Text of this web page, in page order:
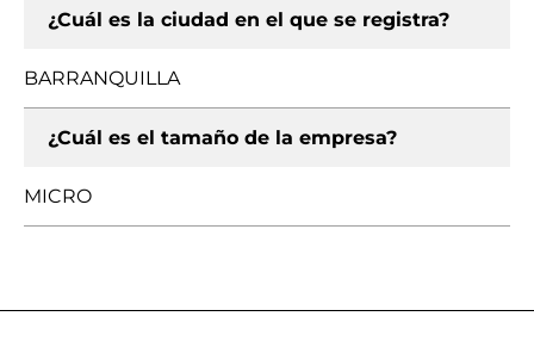
¿Cuál es la ciudad en el que se registra?
BARRANQUILLA
¿Cuál es el tamaño de la empresa?
MICRO